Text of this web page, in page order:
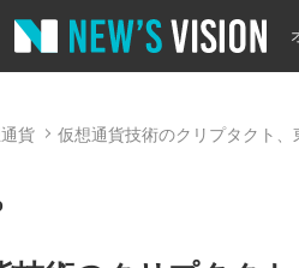
貨 仮想通貨技術のクリプタクト